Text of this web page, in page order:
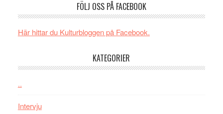
Brand
kan
FÖLJ OSS PÅ FACEBOOK
Här hittar du Kulturbloggen på Facebook.
KATEGORIER
..
Intervju